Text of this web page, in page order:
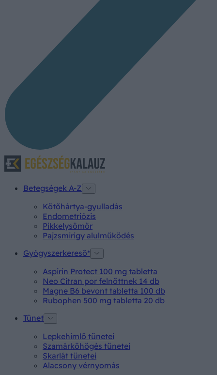
Betegségek A-Z
Kötőhártya-gyulladás
Endometriózis
Pikkelysömör
Pajzsmirigy alulműködés
Gyógyszerkereső*
Aspirin Protect 100 mg tabletta
Neo Citran por felnőttnek 14 db
Magne B6 bevont tabletta 100 db
Rubophen 500 mg tabletta 20 db
Tünet
Lepkehimlő tünetei
Szamárköhögés tünetei
Skarlát tünetei
Alacsony vérnyomás